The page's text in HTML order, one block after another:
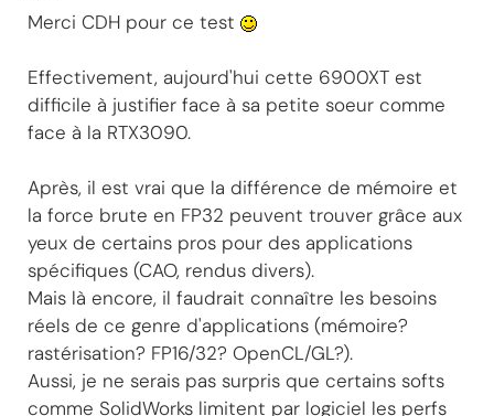
Merci CDH pour ce test
Effectivement, aujourd'hui cette 6900XT est
difficile à justifier face à sa petite soeur comme
face à la RTX3090.
Après, il est vrai que la différence de mémoire et
la force brute en FP32 peuvent trouver grâce aux
yeux de certains pros pour des applications
spécifiques (CAO, rendus divers).
Mais là encore, il faudrait connaître les besoins
réels de ce genre d'applications (mémoire?
rastérisation? FP16/32? OpenCL/GL?).
Aussi, je ne serais pas surpris que certains softs
comme SolidWorks limitent par logiciel les perfs